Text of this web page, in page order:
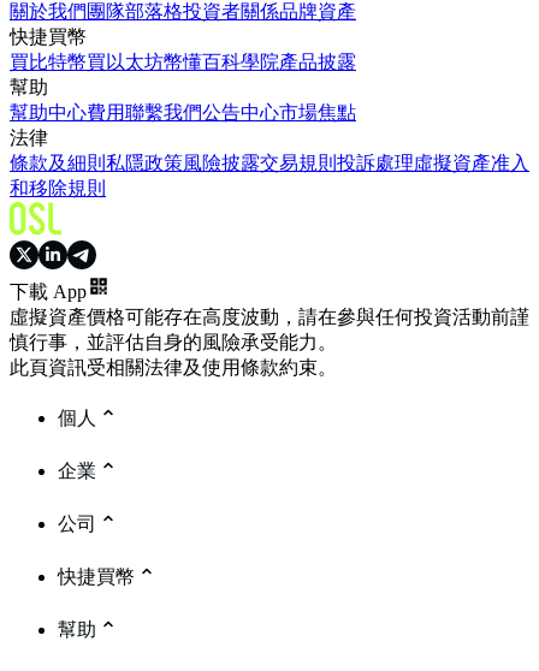
關於我們 團隊部落格投資者關係品牌資產
快捷買幣
買比特幣買以太坊幣懂百科學院產品披露
幫助
幫助中心費用聯繫我們公告中心市場焦點
法律
條款及細則 私隱政策風險披露交易規則 投訴處理虛擬資產准入
和移除規則
下載 App
虛擬資產價格可能存在高度波動，請在參與任何投資活動前謹
慎行事，並評估自身的風險承受能力。
此頁資訊受相關法律及使用條款約束。
個人
企業
公司
快捷買幣
幫助